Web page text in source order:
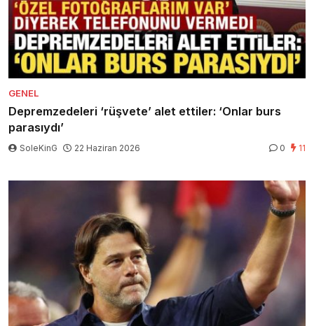
GENEL
Depremzedeleri ‘rüşvete’ alet ettiler: ‘Onlar burs
parasıydı’
SoleKinG 22 Haziran 2026 0 11